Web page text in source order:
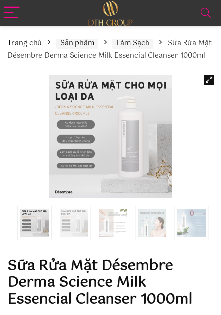
Trang chủ Sản phẩm Làm Sạch
Sữa Rửa Mặt
Désembre Derma Science Milk Essencial Cleanser 1000ml
Sữa Rửa Mặt Désembre
Derma Science Milk
Essencial Cleanser 1000ml